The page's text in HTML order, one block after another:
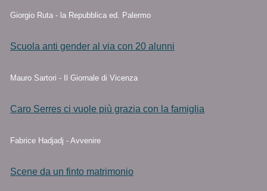
Giorgio Ruta - la Repubblica ed. Palermo
Scuola anti gender al via con 20 alunni
Mauro Sartori - Il Giornale di Vicenza
Caro Serres ci vuole più grazia con la famiglia
Fabrice Hadjadj - Avvenire
Scene da un finto matrimonio